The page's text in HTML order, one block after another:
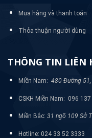
Mua hàng và thanh toán
Thỏa thuận người dùng
THÔNG TIN LIÊN
Miền Nam: 480 Đường 51,
CSKH Miền Nam: 096
Miền Bắc: 31 ngõ 109 Sở
Hotline: 024 33 52 3333